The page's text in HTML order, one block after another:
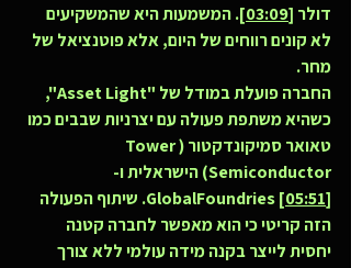
דולר [03:09]. המשמעות היא שהמשקיעים
לא קונים רווחים של היום, אלא פוטנציאל של
מחר.
החברה פועלת במודל של "Asset Light",
כשהיא משתפת פעולה עם יצרניות שבבים כמו
טאואר סמיקונדקטור (Tower
Semiconductor) הישראלית ו-
GlobalFoundries [05:51
]. שיתוף הפעולה
הזה קריטי כי הוא מאפשר לחברה קטנה
יחסית לייצר בקנה מידה עולמי ללא צורך